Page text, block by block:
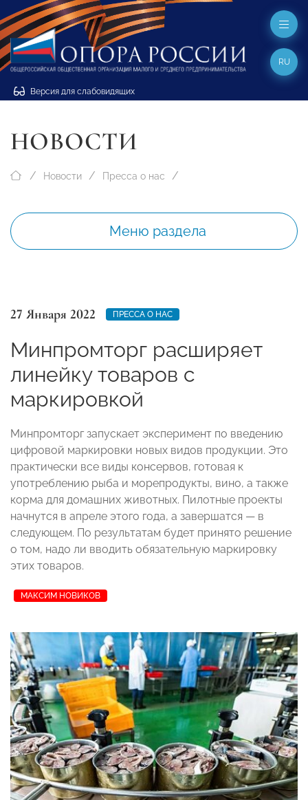
Версия для слабовидящих
RU
НОВОСТИ
Новости Пресса о нас
Меню раздела
27 Января 2022 ПРЕССА О НАС
Минпромторг расширяет
линейку товаров с
маркировкой
Минпромторг запускает эксперимент по введению
цифровой маркировки новых видов продукции. Это
практически все виды консервов, готовая к
употреблению рыба и морепродукты, вино, а также
корма для домашних животных. Пилотные проекты
начнутся в апреле этого года, а завершатся — в
следующем. По результатам будет принято решение
о том, надо ли вводить обязательную маркировку
этих товаров.
МАКСИМ НОВИКОВ